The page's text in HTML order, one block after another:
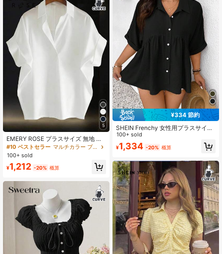
5
EMERY ROSE プラスサイズ 無地 ミ
ニマリスト カジュアル 半袖 バケー
ションシャツ
#10 ベストセラー
マルチカラー プラスサイズのブラウス
100+ sold
¥1,212 -20% 概算
¥334 節約
SHEIN Frenchy 女性用プラスサイズ
前開きデザイン 肌触りの良い素材 カ
ジュアル 半袖ブラウス、春夏に最適
な レディーストップス 上品なレディ
100+ sold
¥1,334 -20% 概算